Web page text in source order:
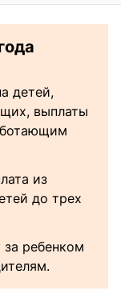
детей,
выплаты
из
до трех
за ребенком